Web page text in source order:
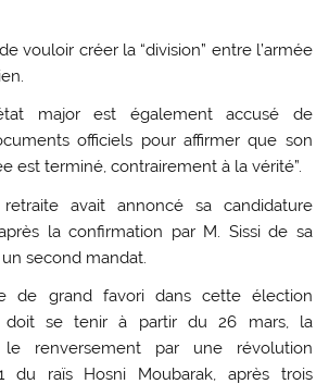
vouloir créer la “division” entre l’armée
major est également accusé de
officiels pour affirmer que son
est terminé, contrairement à la vérité”.
avait annoncé sa candidature
la confirmation par M. Sissi de sa
second mandat.
de grand favori dans cette élection
doit se tenir à partir du 26 mars, la
le renversement par une révolution
du raïs Hosni Moubarak, après trois